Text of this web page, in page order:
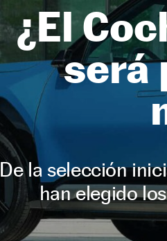
¿El
será
De la selección
han elegido